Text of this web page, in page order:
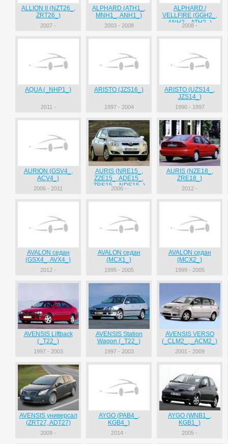
ALLION II (NZT26_,
ZRT26_)
2007 -
ALPHARD (ATH1_,
MNH1_, ANH1_)
2003 - 2008
ALPHARD /
VELLFIRE (GGH2_,
ANH2_, ATH2_)
2008 -
AQUA (_NHP1_)
2011 -
ARISTO (JZS16_)
1997 - 2004
ARISTO (UZS14_,
JZS14_)
1990 - 1997
AURION (GSV4_,
ACV4_)
2006 - 2011
AURIS (NRE15_,
ZZE15_, ADE15_,
ZRE15_, NDE15_)
2006 -
AURIS (NZE18_,
ZRE18_)
2012 -
AVALON седан
(GSX4_, AVX4_)
2012 -
AVALON седан
(MCX1_)
1995 - 2005
AVALON седан
(MCX2_)
1999 - 2005
AVENSIS Liftback
(_T22_)
1997 - 2003
AVENSIS Station
Wagon (_T22_)
1997 - 2003
AVENSIS VERSO
(_CLM2_, _ACM2_)
2001 - 2009
AVENSIS универсал
(ZRT27, ADT27)
2009 -
AYGO (PAB4_,
KGB4_)
2014 -
AYGO (WNB1_,
KGB1_)
2005 -